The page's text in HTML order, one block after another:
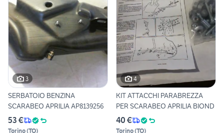
3
SERBATOIO BENZINA
SCARABEO APRILIA AP8139256
53 €
Torino(TO)
4
KIT ATTACCHI PARABREZZA
PER SCARABEO APRILIA BIOND
40 €
Torino(TO)